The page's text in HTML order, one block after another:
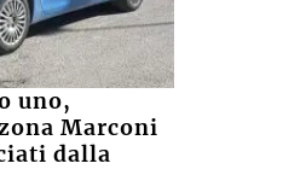
uno,
Marconi
dalla